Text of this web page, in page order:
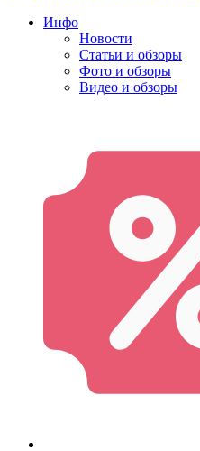
Инфо
Новости
Статьи и обзоры
Фото и обзоры
Видео и обзоры